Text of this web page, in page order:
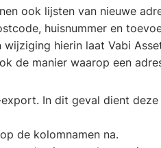
ook lijsten van nieuwe
huisnummer en
hierin laat Vabi
de manier waarop een
export. In dit geval dient
de kolomnamen na.